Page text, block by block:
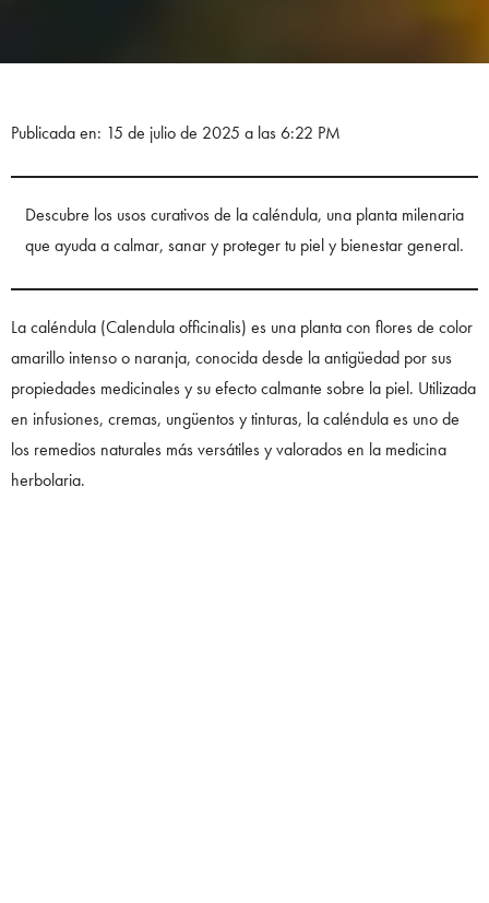
Publicada en: 15 de julio de 2025 a las 6:22 PM
Descubre los usos curativos de la caléndula, una planta milenaria
que ayuda a calmar, sanar y proteger tu piel y bienestar general.
La caléndula (Calendula officinalis) es una planta con flores de color
amarillo intenso o naranja, conocida desde la antigüedad por sus
propiedades medicinales y su efecto calmante sobre la piel. Utilizada
en infusiones, cremas, ungüentos y tinturas, la caléndula es uno de
los remedios naturales más versátiles y valorados en la medicina
herbolaria.